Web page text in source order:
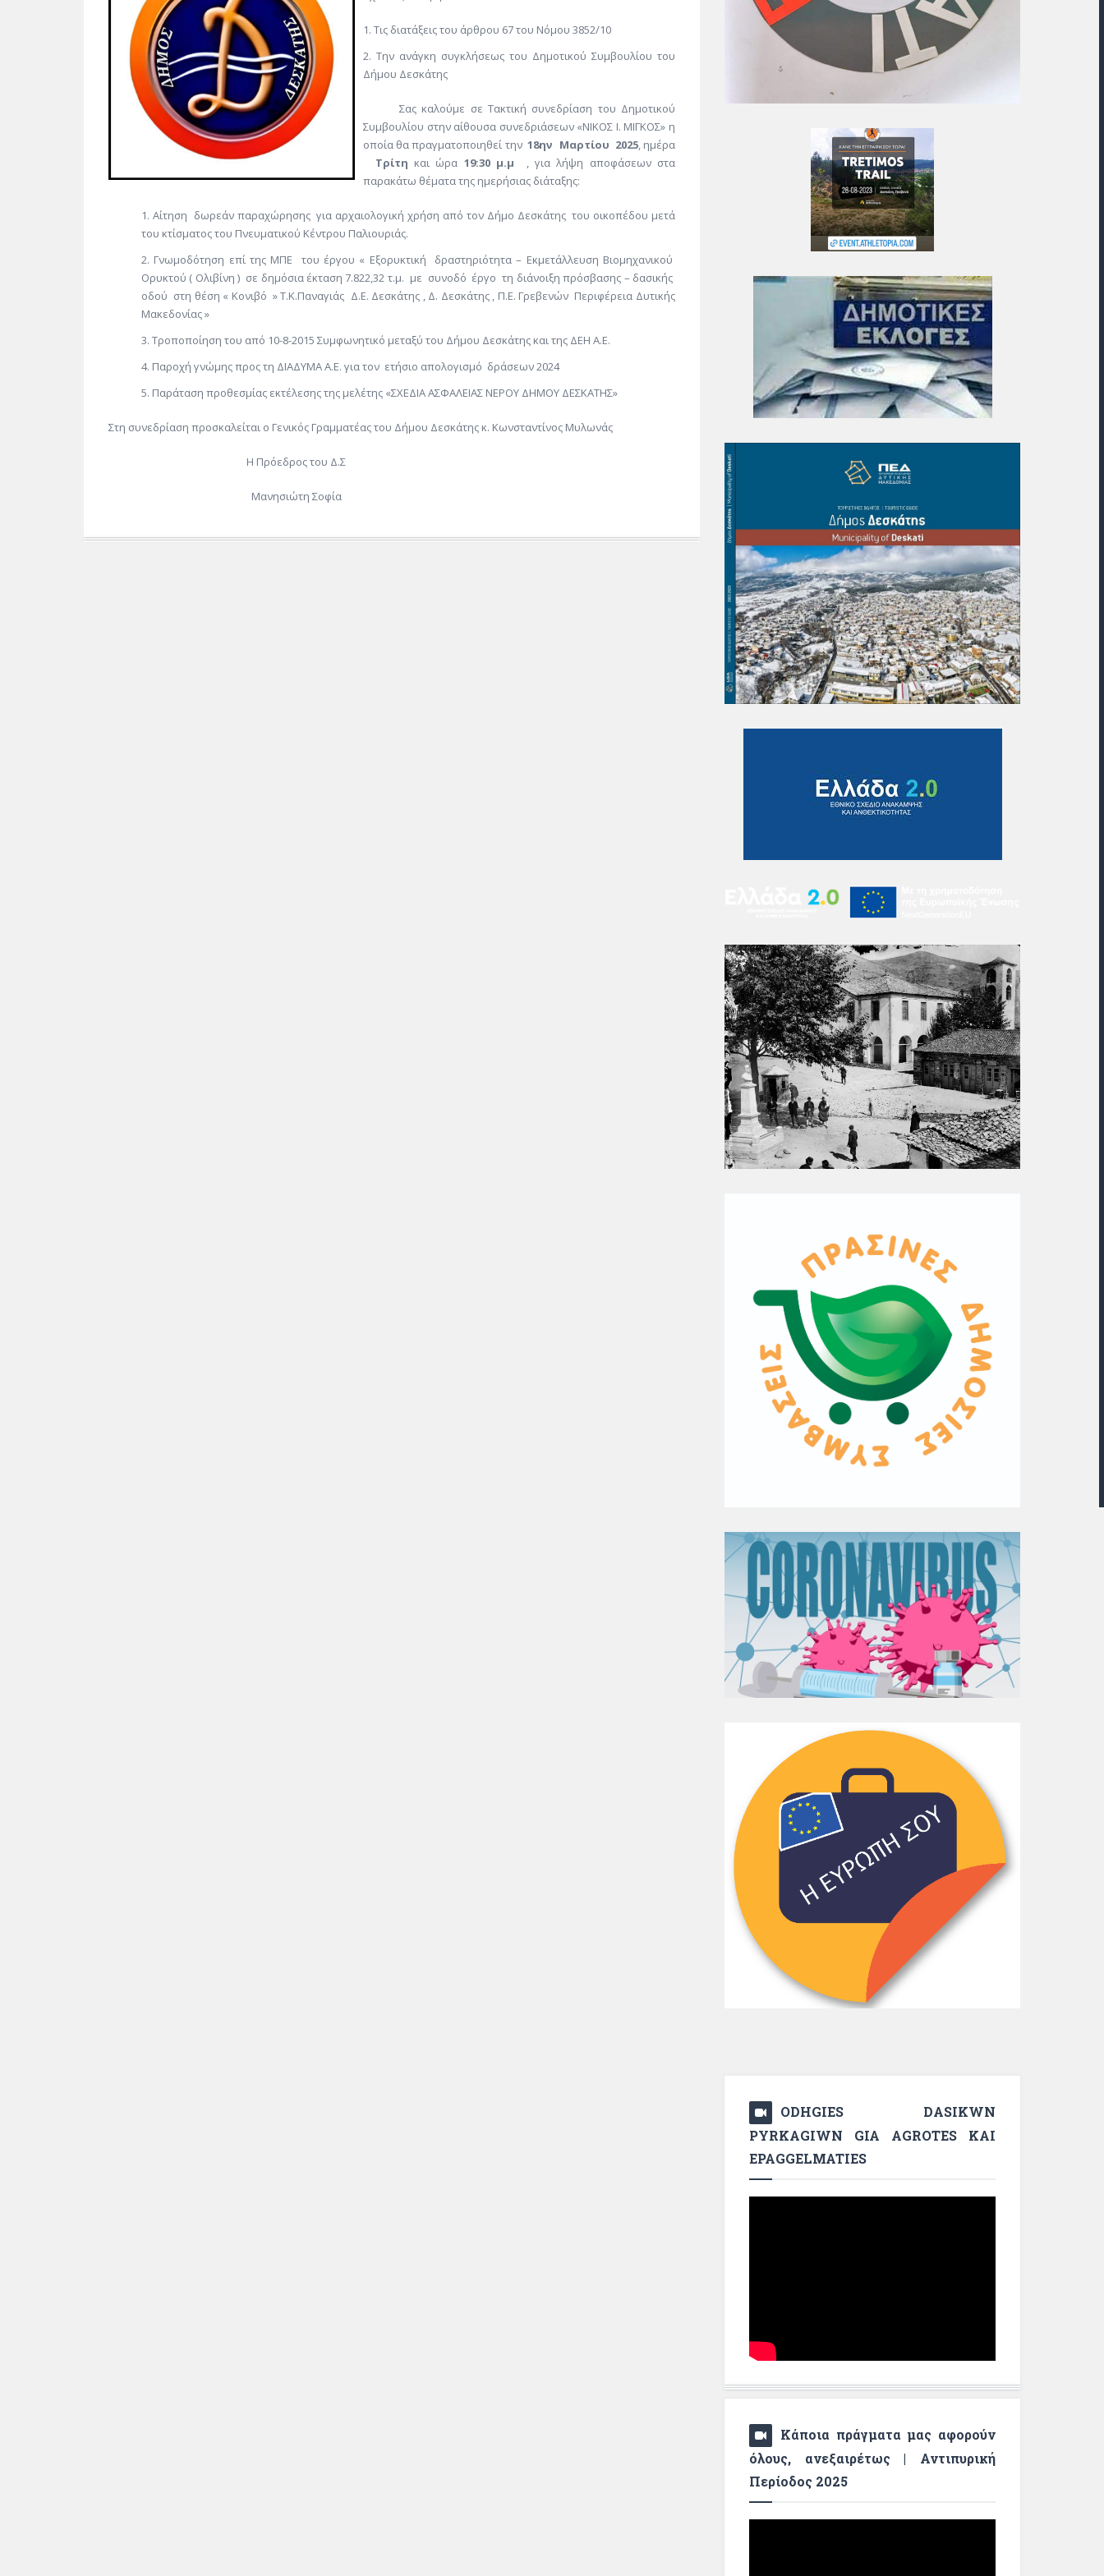
Τις διατάξεις του άρθρου 67 του Νόμου 3852/10
Την ανάγκη συγκλήσεως του Δημοτικού Συμβουλίου του
Δήμου Δεσκάτης
Σας καλούμε σε Τακτική συνεδρίαση του Δημοτικού
Συμβουλίου στην αίθουσα συνεδριάσεων «ΝΙΚΟΣ Ι. ΜΙΓΚΟΣ» η
οποία θα πραγματοποιηθεί την 18ην Μαρτίου 2025, ημέρα
Τρίτη και ώρα 19:30 μ.μ , για λήψη αποφάσεων στα
παρακάτω θέματα της ημερήσιας διάταξης:
Αίτηση δωρεάν παραχώρησης για αρχαιολογική χρήση από τον Δήμο Δεσκάτης του οικοπέδου μετά
του κτίσματος του Πνευματικού Κέντρου Παλιουριάς.
Γνωμοδότηση επί της ΜΠΕ του έργου « Εξορυκτική δραστηριότητα – Εκμετάλλευση Βιομηχανικού
Ορυκτού ( Ολιβίνη ) σε δημόσια έκταση 7.822,32 τ.μ. με συνοδό έργο τη διάνοιξη πρόσβασης – δασικής
οδού στη θέση « Κονιβό » Τ.Κ.Παναγιάς Δ.Ε. Δεσκάτης , Δ. Δεσκάτης , Π.Ε. Γρεβενών Περιφέρεια Δυτικής
Μακεδονίας »
Τροποποίηση του από 10-8-2015 Συμφωνητικό μεταξύ του Δήμου Δεσκάτης και της ΔΕΗ Α.Ε.
Παροχή γνώμης προς τη ΔΙΑΔΥΜΑ Α.Ε. για τον ετήσιο απολογισμό δράσεων 2024
Παράταση προθεσμίας εκτέλεσης της μελέτης «ΣΧΕΔΙΑ ΑΣΦΑΛΕΙΑΣ ΝΕΡΟΥ ΔΗΜΟΥ ΔΕΣΚΑΤΗΣ»
Στη συνεδρίαση προσκαλείται ο Γενικός Γραμματέας του Δήμου Δεσκάτης κ. Κωνσταντίνος Μυλωνάς
Η Πρόεδρος του Δ.Σ
Μανησιώτη Σοφία
ODHGIES DASIKWN
PYRKAGIWN GIA AGROTES KAI
EPAGGELMATIES
Κάποια πράγματα μας αφορούν
όλους, ανεξαιρέτως | Αντιπυρική
Περίοδος 2025